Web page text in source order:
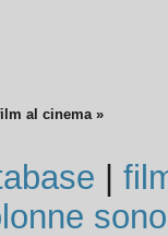
al cinema »